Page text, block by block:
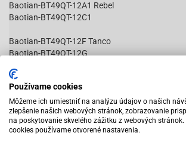
Baotian-BT49QT-12A1 Rebel
Baotian-BT49QT-12C1
Baotian-BT49QT-12F Tanco
Baotian-BT49QT-12G
Baotian-BT49QT-6A4
Baotian-BT49QT-6B4
Baotian-BT49QT-9F1 Eagle
Baotian-BT49QT-9F3 Eagle
Baotian-BT49QT-9R3
Baotian-BT49QT-9S3
Čítať viac
Používame cookies
Môžeme ich umiestniť na analýzu údajov o našich
zlepšenie našich webových stránok, zobrazovanie
na poskytovanie skvelého zážitku z webových
cookies používame otvorené nastavenia.